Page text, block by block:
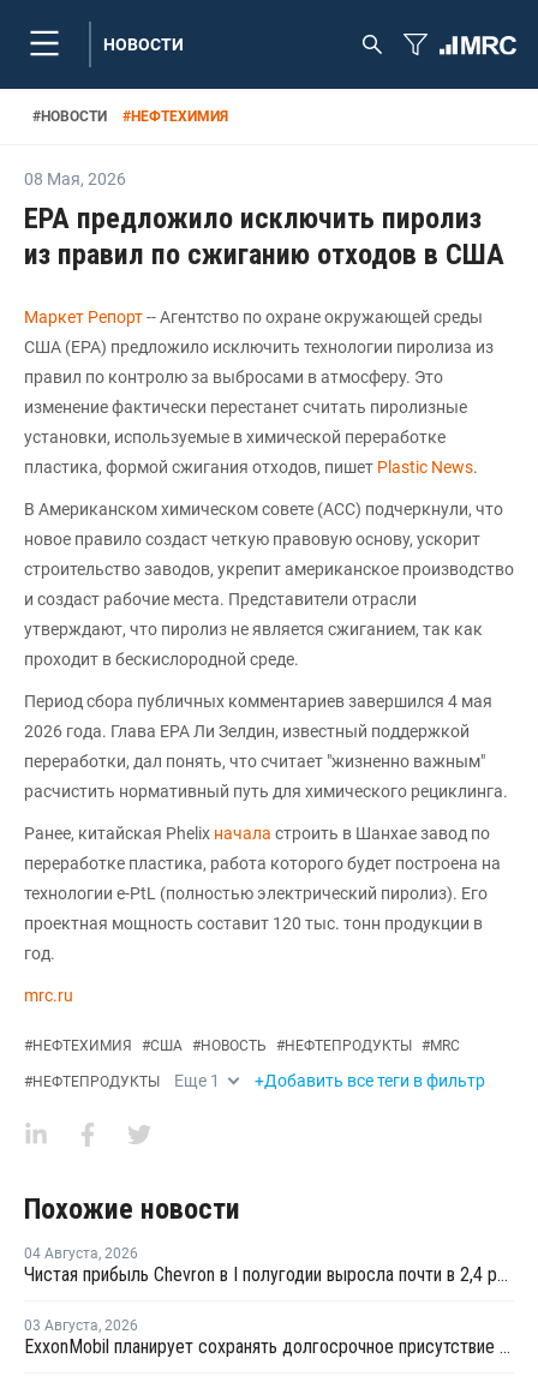
НОВОСТИ
#НОВОСТИ #НЕФТЕХИМИЯ
08 Мая, 2026
EPA предложило исключить пиролиз
из правил по сжиганию отходов в США
Маркет Репорт-- Агентство по охране окружающей среды
США (EPA) предложило исключить технологии пиролиза из
правил по контролю за выбросами в атмосферу. Это
изменение фактически перестанет считать пиролизные
установки, используемые в химической переработке
пластика, формой сжигания отходов, пишет Plastic News.
В Американском химическом совете (ACC) подчеркнули, что
новое правило создаст четкую правовую основу, ускорит
строительство заводов, укрепит американское производство
и создаст рабочие места. Представители отрасли
утверждают, что пиролиз не является сжиганием, так как
проходит в бескислородной среде.
Период сбора публичных комментариев завершился 4 мая
2026 года. Глава EPA Ли Зелдин, известный поддержкой
переработки, дал понять, что считает "жизненно важным"
расчистить нормативный путь для химического рециклинга.
Ранее, китайская Phelix начала строить в Шанхае завод по
переработке пластика, работа которого будет построена на
технологии e-PtL (полностью электрический пиролиз). Его
проектная мощность составит 120 тыс. тонн продукции в
год.
mrc.ru
#НЕФТЕХИМИЯ #США #НОВОСТЬ #НЕФТЕПРОДУКТЫ #MRC
#НЕФТЕПРОДУКТЫ Еще 1 +Добавить все теги в фильтр
Похожие новости
04 Августа, 2026
Чистая прибыль Chevron в I полугодии выросла почти в 2,4 раза
03 Августа, 2026
ExxonMobil планирует сохранять долгосрочное присутствие в Казахстане